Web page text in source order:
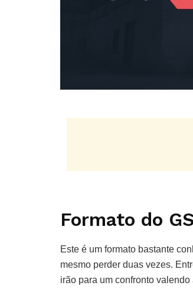
Formato do
Este é um formato bastante
mesmo perder duas vezes.
irão para um confronto